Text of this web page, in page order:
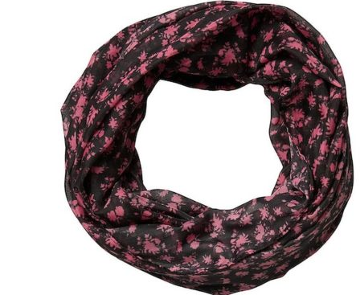
Puvuntakit ja blazerit
Miesten housut
Miesten housut
Miesten farkut
Miesten collegehousut
Miesten shortsit
Miesten asusteet
Vyöt ja olkaimet
Solmiot, rusetit ja taskuliinat
Miesten päähineet, huivit ja käsineet
Miesten yöasut ja alusvaatteet
Miesten alusvaatteet
Miesten sukat
Miesten yöasut
Miesten aamutakit ja kylpytakit
Miesten takit
Miesten nahkatakit
Miesten kevät-ja syystakit
Miesten villakangastakit